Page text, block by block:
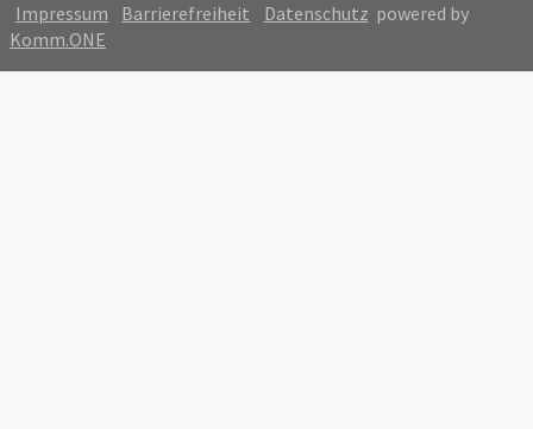
Impressum
Barrierefreiheit Datenschutz powered by
Komm.ONE